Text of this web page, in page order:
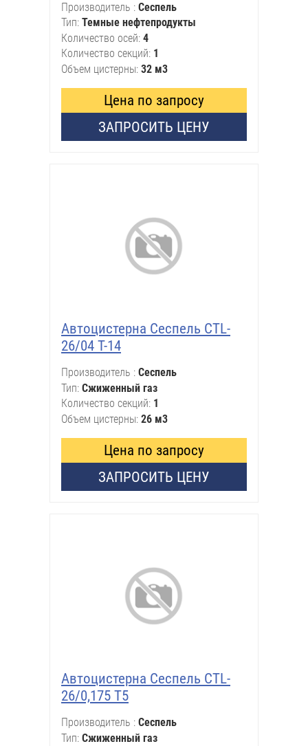
Производитель
Сеспель
Тип Темные нефтепродукты
Количество осей 4
Количество секций 1
Объем цистерны 32 м3
Цена по запросу
ЗАПРОСИТЬ ЦЕНУ
Автоцистерна Сеспель CTL-
26/04 Т-14
Производитель
Сеспель
Тип Сжиженный газ
Количество секций 1
Объем цистерны 26 м3
Цена по запросу
ЗАПРОСИТЬ ЦЕНУ
Автоцистерна Сеспель CTL-
26/0,175 Т5
Производитель
Сеспель
Тип Сжиженный газ